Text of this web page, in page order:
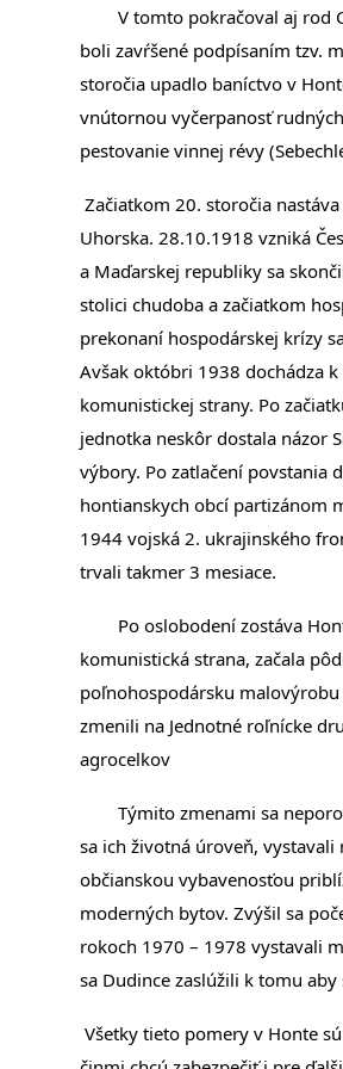
V tomto pokračoval aj rod
boli zavŕšené podpísaním tzv.
storočia upadlo baníctvo v
vnútornou vyčerpanosť
pestovanie vinnej révy
Začiatkom 20. storočia
Uhorska. 28.10.1918 vzniká
a Maďarskej republiky sa
stolici chudoba a začiatkom
prekonaní hospodárskej krízy
Avšak októbri 1938 dochádza k
komunistickej strany. Po
jednotka neskôr dostala názor
výbory. Po zatlačení povstania
hontianskych obcí partizánom
1944 vojská 2. ukrajinského
trvali takmer 3 mesiace.
Po oslobodení zostáva Hont
komunistická strana, začala
poľnohospodársku
zmenili na Jednotné roľnícke
agrocelkov
Týmito zmenami sa
sa ich životná úroveň, vystavali
občianskou vybavenosťou
moderných bytov. Zvýšil sa
rokoch 1970 – 1978 vystavali
sa Dudince zaslúžili k tomu
Všetky tieto pomery v Honte